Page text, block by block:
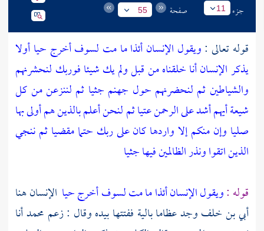
جزء 11 صفحة 55
قوله تعالى :ويقول الإنسان أئذا ما مت لسوف أخرج حيا أولا
يذكر الإنسان أنا خلقناه من قبل ولم يك شيئا فوربك لنحشرنهم
والشياطين ثم لنحضرنهم حول جهنم جثيا ثم لننزعن من كل
شيعة أيهم أشد على الرحمن عتيا ثم لنحن أعلم بالذين هم أولى بها
صليا وإن منكم إلا واردها كان على ربك حتما مقضيا ثم ننجي
الذين اتقوا ونذر الظالمين فيها جثيا
قوله :ويقول الإنسان أئذا ما مت لسوف أخرج حيا الإنسان هنا
أبي بن خلفوجد عظاما بالية ففتتها بيده وقال : زعم محمدأنا